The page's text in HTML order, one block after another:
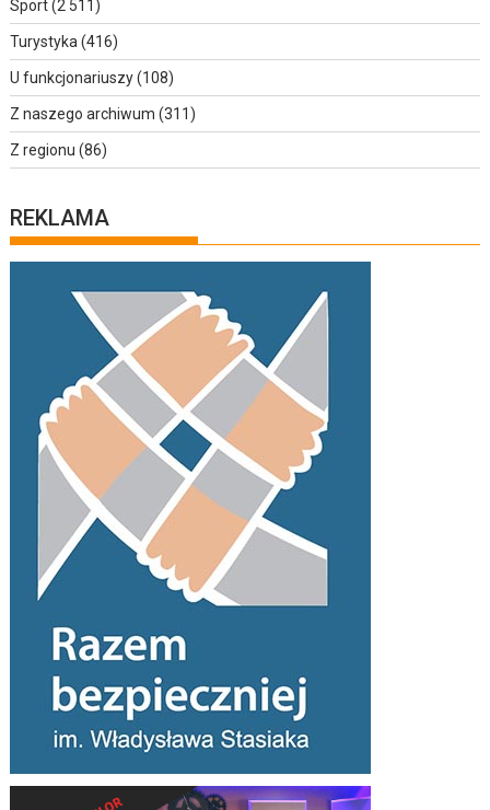
Sport(2 511)
Turystyka(416)
U funkcjonariuszy(108)
Z naszego archiwum (311)
Z regionu (86)
REKLAMA